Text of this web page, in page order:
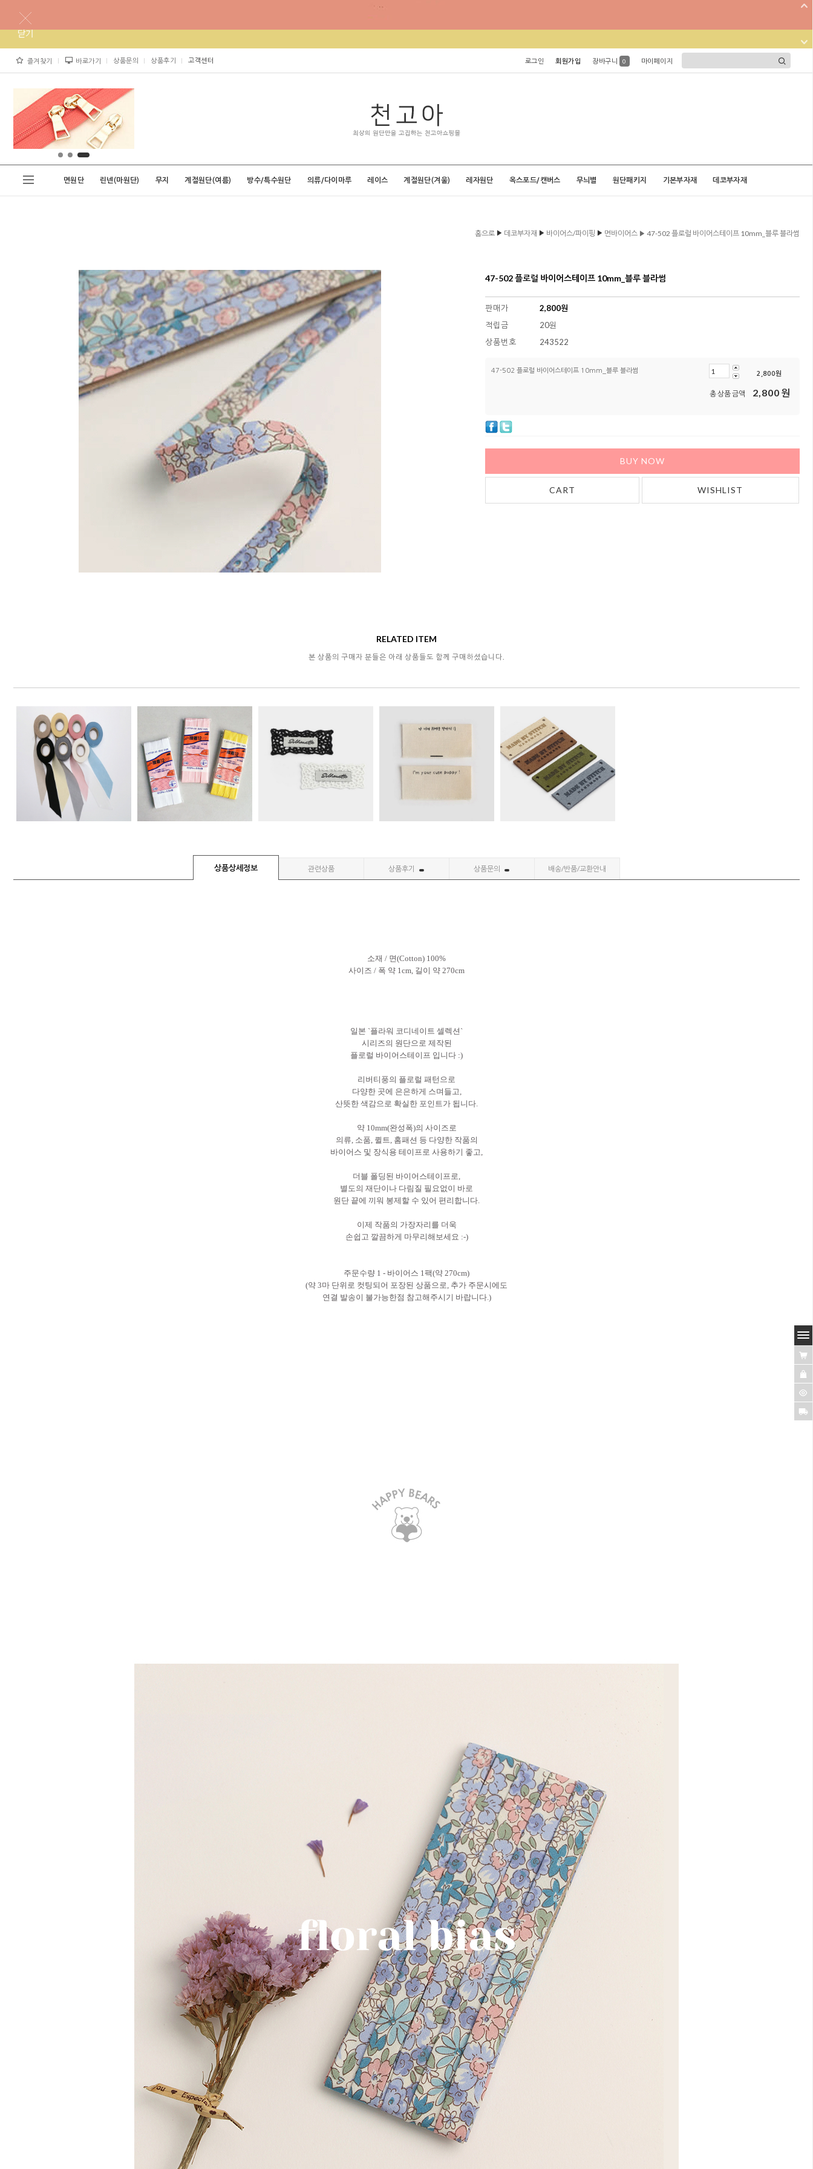
즐겨찾기 바로가기 상품문의 상품후기 고객센터 로그인 회원가입 장바구니 0 마이페이지
면원단 린넨(마원단) 무지 계절원단(여름) 방수/특수원단 의류/다이마루 레이스 계절원단(겨울) 레자원단 옥스포드/캔버스 무늬별 원단패키지 기본부자재 데코부자재
홈으로 ▶ 데코부자재 ▶ 바이어스/파이핑 ▶ 면바이어스 ▶ 47-502 플로럴 바이어스테이프 10mm_블루 블라썸
47-502 플로럴 바이어스테이프 10mm_블루 블라썸
판매가 2,800원
적립금
20원
상품번호
243522
47-502 플로럴 바이어스테이프 10mm_블루 블라썸 2,800원
총 상품 금액 2,800 원
BUY NOW
CART WISHLIST
RELATED ITEM
본 상품의 구매자 분들은 아래 상품들도 함께 구매하셨습니다.
상품상세정보 관련상품 상품후기 상품문의 배송/반품/교환안내
소재 / 면(Cotton) 100%
사이즈 / 폭 약 1cm, 길이 약 270cm
일본 `플라워 코디네이트 셀렉션`
시리즈의 원단으로 제작된
플로럴 바이어스테이프 입니다 :)
리버티풍의 플로럴 패턴으로
다양한 곳에 은은하게 스며들고,
산뜻한 색감으로 확실한 포인트가 됩니다.
약 10mm(완성폭)의 사이즈로
의류, 소품, 퀼트, 홈패션 등 다양한 작품의
바이어스 및 장식용 테이프로 사용하기 좋고,
더블 폴딩된 바이어스테이프로,
별도의 재단이나 다림질 필요없이 바로
원단 끝에 끼워 봉제할 수 있어 편리합니다.
이제 작품의 가장자리를 더욱
손쉽고 깔끔하게 마무리해보세요 :-)
주문수량 1 - 바이어스 1팩(약 270cm)
(약 3마 단위로 컷팅되어 포장된 상품으로, 추가 주문시에도
연결 발송이 불가능한점 참고해주시기 바랍니다.)